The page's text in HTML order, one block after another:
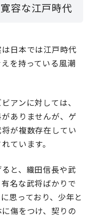
容な江戸時代
日本では江戸時代
を持っている風潮
アンに対しては、
ありませんが、ゲ
が複数存在してい
ています。
と、織田信長や武
名な武将ばかりで
思っており、少年と
傷をつけ、契りの